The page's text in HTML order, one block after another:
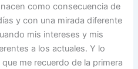
como consecuencia de
y con una mirada diferente
mis intereses y mis
a los actuales. Y lo
me recuerdo de la primera